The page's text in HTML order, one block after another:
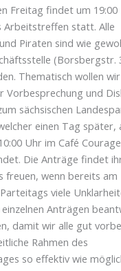
R
O
T
E
S
T
S
P
A
Z
I
E
R
G
A
N
Freitag findet um 19:00
Arbeitstreffen statt. Alle
Piraten sind wie
(Borsbergstr.
Thematisch wollen
Vorbesprechung und
sächsischen
einen Tag später,
Uhr im Café
Die Anträge findet
freuen, wenn bereits am
viele
Anträgen
damit wir alle gut
Rahmen des
so effektiv wie